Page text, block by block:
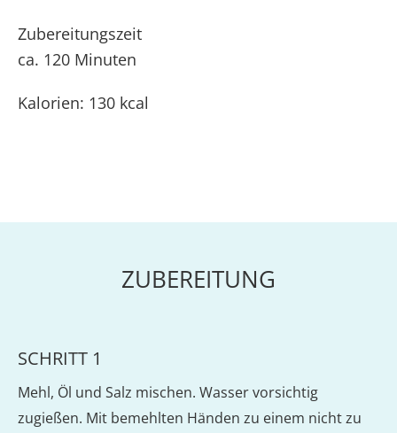
Zubereitungszeit
ca. 120 Minuten
Kalorien: 130 kcal
ZUBEREITUNG
SCHRITT 1
Mehl, Öl und Salz mischen. Wasser vorsichtig
zugießen. Mit bemehlten Händen zu einem nicht zu